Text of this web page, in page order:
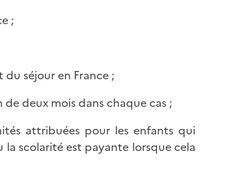
;
séjour en France ;
deux mois dans chaque cas ;
attribuées pour les enfants qui
scolarité est payante lorsque cela